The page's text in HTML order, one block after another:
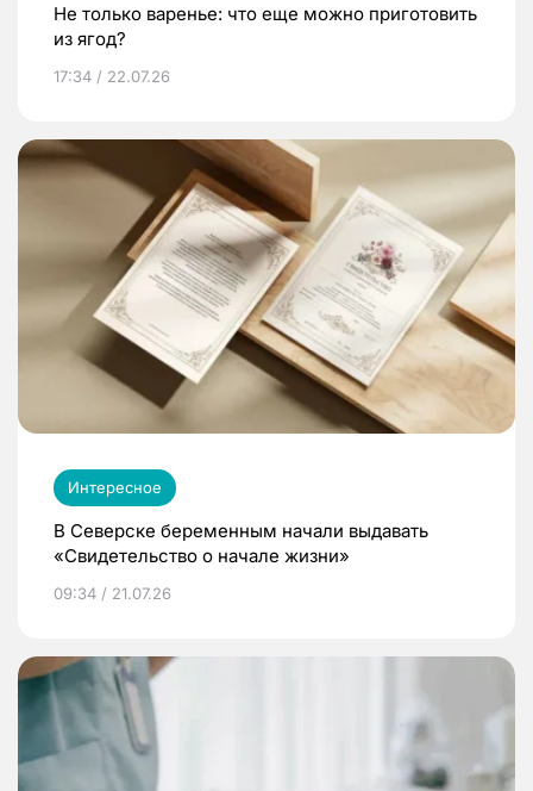
Не только варенье: что еще можно приготовить
из ягод?
17:34 / 22.07.26
Интересное
В Северске беременным начали выдавать
«Свидетельство о начале жизни»
09:34 / 21.07.26